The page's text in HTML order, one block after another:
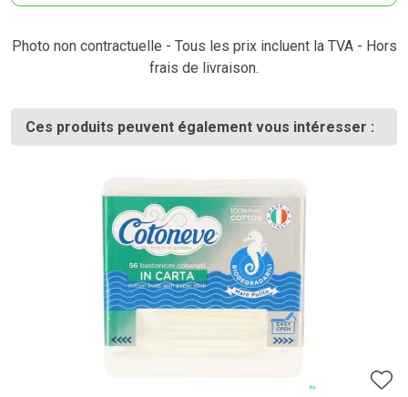
Photo non contractuelle - Tous les prix incluent la TVA - Hors
frais de livraison.
Ces produits peuvent également vous intéresser :